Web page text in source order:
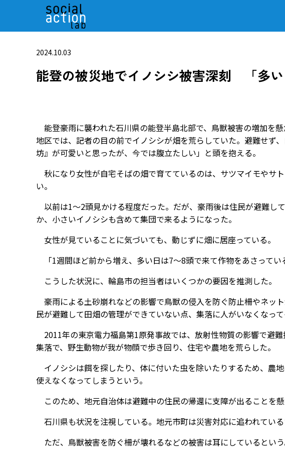
2024.10.03
能登の被災地でイノシシ被害深刻 「多い
能登豪雨に襲われた石川県の能登半島北部で、鳥獣被害の増加を
地区では、記者の目の前でイノシシが畑を荒らしていた。避難せず
坊』が可愛いと思ったが、今では腹立たしい」と頭を抱える。
秋になり女性が自宅そばの畑で育てているのは、サツマイモやサ
い。
以前は1～2頭見かける程度だった。だが、豪雨後は住民が避難し
か、小さいイノシシも含めて集団で来るようになった。
女性が見ていることに気づいても、動じずに畑に居座っている。
「1週間ほど前から増え、多い日は7～8頭で来て作物をあさってい
こうした状況に、輪島市の担当者はいくつかの要因を推測した。
豪雨による土砂崩れなどの影響で鳥獣の侵入を防ぐ防止柵やネッ
民が避難して田畑の管理ができていない点、集落に人がいなくなっ
2011年の東京電力福島第1原発事故では、放射性物質の影響で避
集落で、野生動物が我が物顔で歩き回り、住宅や農地を荒らした。
イノシシは餌を探したり、体に付いた虫を除いたりするため、農
使えなくなってしまうという。
このため、地元自治体は避難中の住民の帰還に支障が出ることを
石川県も状況を注視している。地元市町は災害対応に追われてい
ただ、鳥獣被害を防ぐ柵が壊れるなどの被害は耳にしているとい